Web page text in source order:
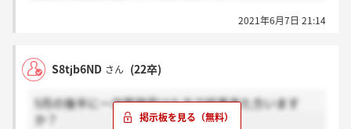
2021年6月7日 21:14
S8tjb6ND さん (22卒)
5月の後半に一次面接受けた方で結果来た方います
か？